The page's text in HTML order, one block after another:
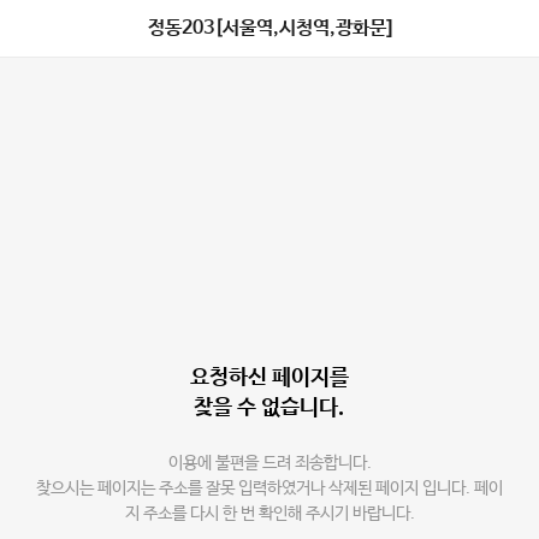
정동203[서울역,시청역,광화문]
요청하신 페이지를
찾을 수 없습니다.
이용에 불편을 드려 죄송합니다.
찾으시는 페이지는 주소를 잘못 입력하였거나 삭제된 페이지 입니다. 페이
지 주소를 다시 한 번 확인해 주시기 바랍니다.